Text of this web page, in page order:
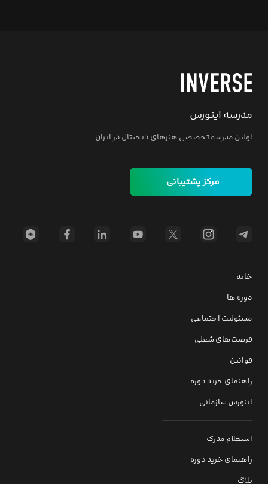
مدرسه اینورس
اولین مدرسه تخصصی هنرهای دیجیتال در ایران
مرکز پشتیبانی
خانه
دوره ها
مسئولیت اجتماعی
فرصت‌های شغلی
قوانین
راهنمای خرید دوره
اینورس سازمانی
استعلام مدرک
راهنمای خرید دوره
بلاگ